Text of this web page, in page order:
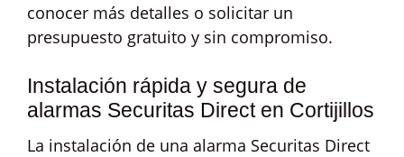
conocer más detalles o solicitar un
presupuesto gratuito y sin compromiso.
Instalación rápida y segura de
alarmas Securitas Direct en Cortijillos
La instalación de una alarma Securitas Direct